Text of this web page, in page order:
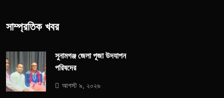
সাম্প্রতিক খবর
সুনামগঞ্জ জেলা পূজা উদযাপন
পরিষদের
আগস্ট ৯, ২০২৬